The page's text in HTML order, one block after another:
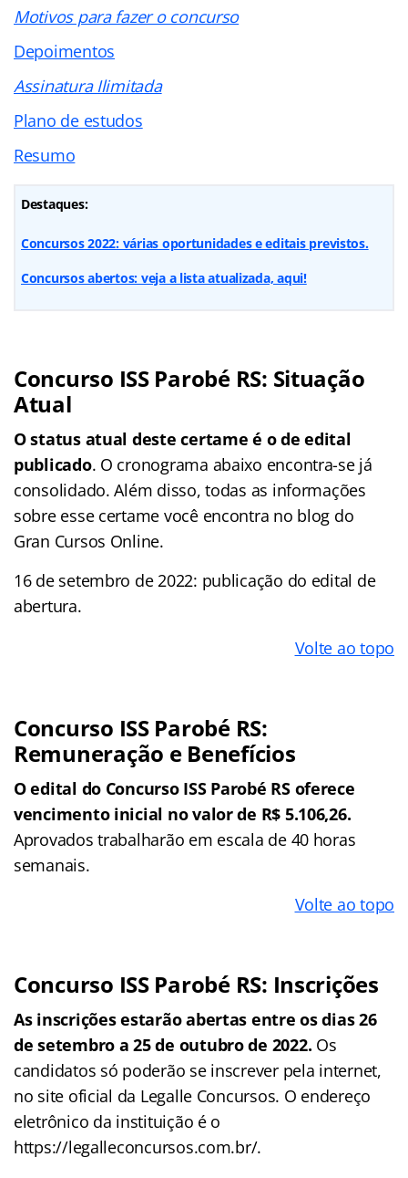
Motivos para fazer o concurso
Depoimentos
Assinatura Ilimitada
Plano de estudos
Resumo
Destaques:
Concursos 2022: várias oportunidades e editais previstos.
Concursos abertos: veja a lista atualizada, aqui!
Concurso ISS Parobé RS: Situação
Atual
O status atual deste certame é o de edital
publicado. O cronograma abaixo encontra-se já
consolidado. Além disso, todas as informações
sobre esse certame você encontra no blog do
Gran Cursos Online.
16 de setembro de 2022: publicação do edital de
abertura.
Volte ao topo
Concurso ISS Parobé RS:
Remuneração e Benefícios
O edital do Concurso ISS Parobé RS oferece
vencimento inicial no valor de R$ 5.106,26.
Aprovados trabalharão em escala de 40 horas
semanais.
Volte ao topo
Concurso ISS Parobé RS: Inscrições
As inscrições estarão abertas entre os dias 26
de setembro a 25 de outubro de 2022. Os
candidatos só poderão se inscrever pela internet,
no site oficial da Legalle Concursos. O endereço
eletrônico da instituição é o
https://legalleconcursos.com.br/.